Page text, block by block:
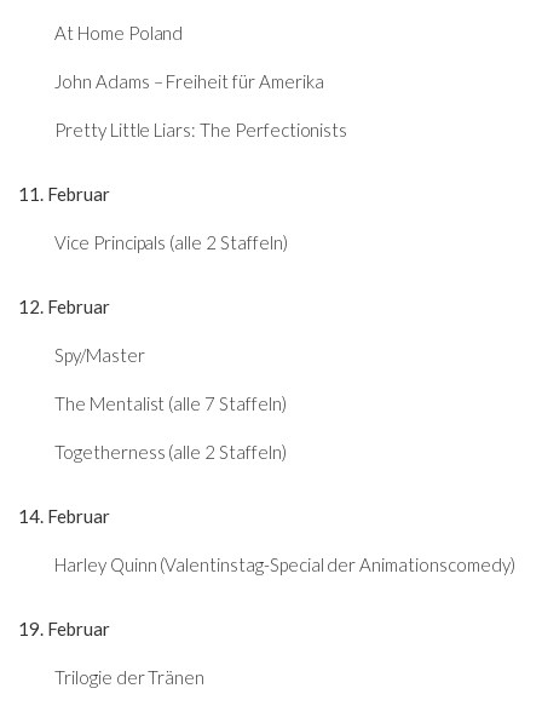
At Home Poland
John Adams – Freiheit für Amerika
Pretty Little Liars: The Perfectionists
11. Februar
Vice Principals (alle 2 Staffeln)
12. Februar
Spy/Master
The Mentalist (alle 7 Staffeln)
Togetherness (alle 2 Staffeln)
14. Februar
Harley Quinn (Valentinstag-Special der Animationscomedy)
19. Februar
Trilogie der Tränen